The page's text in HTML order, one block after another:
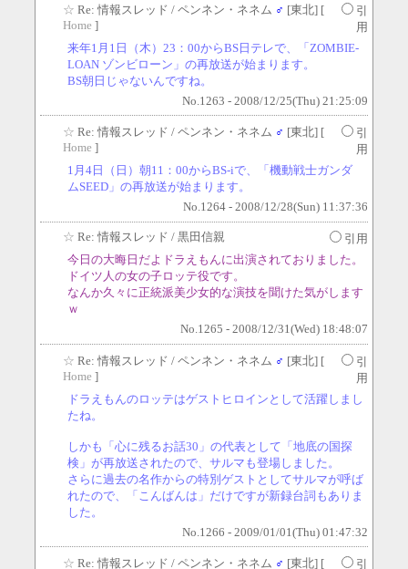
☆ Re: 情報スレッド / ペンネン・ネネム ♂ [東北] [
Home ]
引
用
来年1月1日（木）23：00からBS日テレで、「ZOMBIE-
LOAN ゾンビローン」の再放送が始まります。
BS朝日じゃないんですね。
No.1263 - 2008/12/25(Thu) 21:25:09
☆ Re: 情報スレッド / ペンネン・ネネム ♂ [東北] [
Home ]
引
用
1月4日（日）朝11：00からBS-iで、「機動戦士ガンダ
ムSEED」の再放送が始まります。
No.1264 - 2008/12/28(Sun) 11:37:36
☆ Re: 情報スレッド / 黒田信親
引用
今日の大晦日だよドラえもんに出演されておりました。
ドイツ人の女の子ロッテ役です。
なんか久々に正統派美少女的な演技を聞けた気がします
ｗ
No.1265 - 2008/12/31(Wed) 18:48:07
☆ Re: 情報スレッド / ペンネン・ネネム ♂ [東北] [
Home ]
引
用
ドラえもんのロッテはゲストヒロインとして活躍しまし
たね。
しかも「心に残るお話30」の代表として「地底の国探
検」が再放送されたので、サルマも登場しました。
さらに過去の名作からの特別ゲストとしてサルマが呼ば
れたので、「こんばんは」だけですが新録台詞もありま
した。
No.1266 - 2009/01/01(Thu) 01:47:32
☆ Re: 情報スレッド / ペンネン・ネネム ♂ [東北] [
引